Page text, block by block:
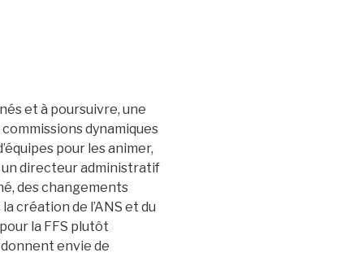
et à poursuivre, une
dynamiques
pour les animer,
directeur administratif
des changements
création de l’ANS et du
la FFS plutôt
envie de